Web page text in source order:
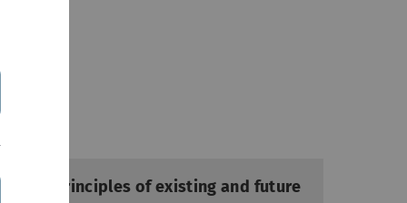
moral principles of existing and future